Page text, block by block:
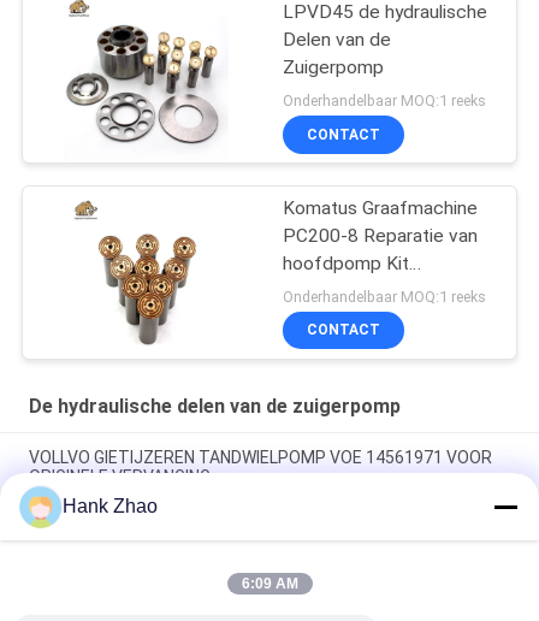
LPVD45 de hydraulische
Delen van de
Zuigerpomp
Onderhandelbaar MOQ:1 reeks
CONTACT
Komatus Graafmachine
PC200-8 Reparatie van
hoofdpomp Kit
Hydraulische pomp
Onderdeel zuigerpomp
Onderhoud reparatie
Onderhandelbaar MOQ:1 reeks
CONTACT
De hydraulische delen van de zuigerpomp
VOLLVO GIETIJZEREN TANDWIELPOMP VOE 14561971 VOOR
ORIGINELE VERVANGING
VOLLVO GIETIJZEREN TANDWIELPOMP VOE 14537295 VOOR
ORIGINELE VERVANGING
VOLLVO GEGEERPOMP VOE 14782798 voor de oorspronkelijke
Hank Zhao
6:09 AM